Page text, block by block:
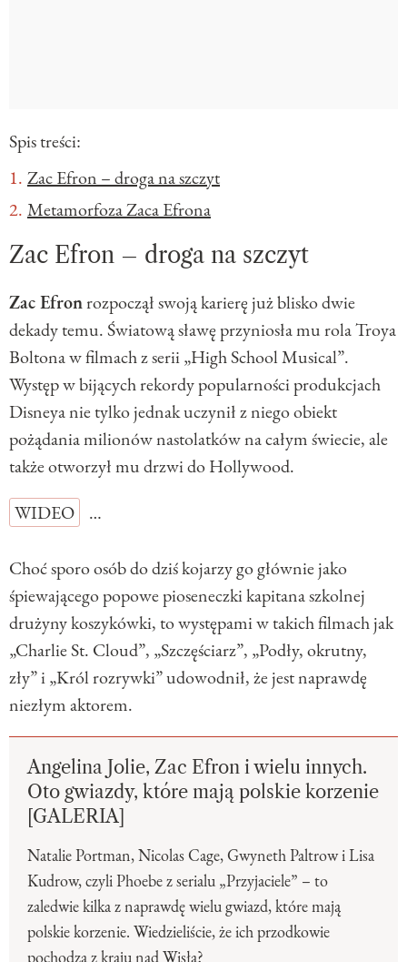
Spis treści:
Zac Efron – droga na szczyt
Metamorfoza Zaca Efrona
Zac Efron – droga na szczyt
Zac Efronrozpoczął swoją karierę już blisko dwie
dekady temu. Światową sławę przyniosła mu rola Troya
Boltona w filmach z serii „High School Musical”.
Występ w bijących rekordy popularności produkcjach
Disneya nie tylko jednak uczynił z niego obiekt
pożądania milionów nastolatków na całym świecie, ale
także otworzył mu drzwi do Hollywood.
WIDEO
…
Choć sporo osób do dziś kojarzy go głównie jako
śpiewającego popowe pioseneczki kapitana szkolnej
drużyny koszykówki, to występami w takich filmach jak
„Charlie St. Cloud”, „Szczęściarz”, „Podły, okrutny,
zły” i „Król rozrywki” udowodnił, że jest naprawdę
niezłym aktorem.
Angelina Jolie, Zac Efron i wielu innych.
Oto gwiazdy, które mają polskie korzenie
[GALERIA]
Natalie Portman, Nicolas Cage, Gwyneth Paltrow i Lisa
Kudrow, czyli Phoebe z serialu „Przyjaciele” – to
zaledwie kilka z naprawdę wielu gwiazd, które mają
polskie korzenie. Wiedzieliście, że ich przodkowie